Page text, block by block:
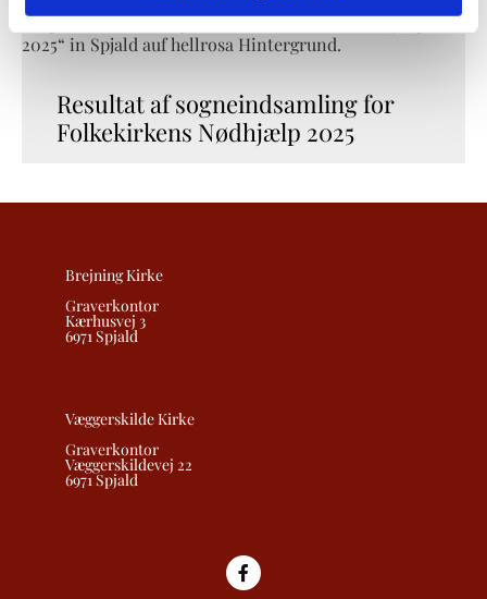
Resultat af sogneindsamling for
Folkekirkens Nødhjælp 2025
Brejning Kirke
Graverkontor
Kærhusvej 3
6971 Spjald
Væggerskilde Kirke
Graverkontor
Væggerskildevej 22
6971 Spjald